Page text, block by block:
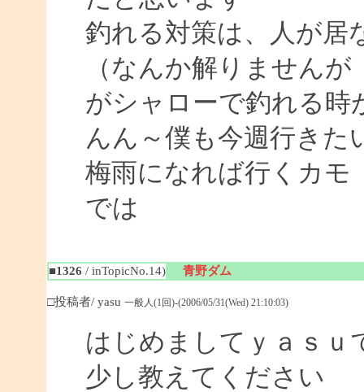
釣れる対策は、人が居
（なんか解りません
がシャローで釣れる時
んん～僕も今週行き
梅雨になれば行くカモ
では
■1326 / inTopicNo.14) 青野ダム
□投稿者/ yasu 一般人(1回)-(2006/05/31(Wed) 21:10:03)
はじめましてｙａｓｕ
少し教えてください